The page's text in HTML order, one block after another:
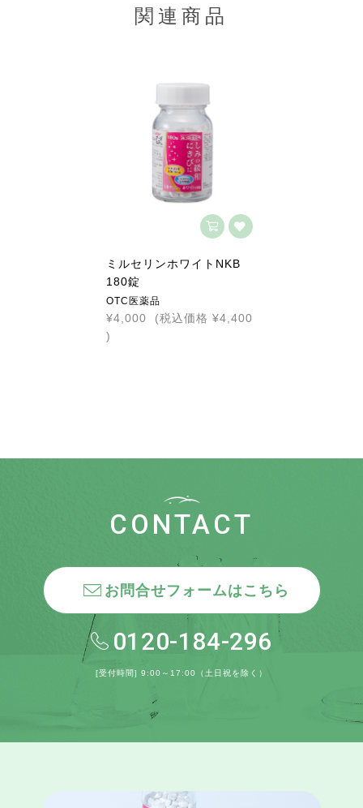
関連商品
ミルセリンホワイトNKB
180錠
OTC医薬品
¥4,000 (税込価格 ¥4,400
)
CONTACT
お問合せフォームはこちら
0120-184-296
[受付時間] 9:00～17:00（土日祝を除く）